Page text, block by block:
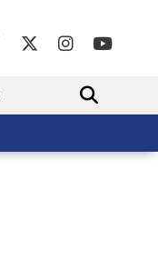
BUSCAR